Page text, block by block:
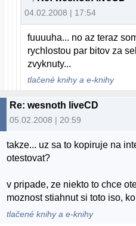
04.02.2008 | 17:54
fuuuuha... no az teraz
rychlostou par bitov za
zvyknuty...
tlačené knihy a e-knihy
Re: wesnoth liveCD
05.02.2008 | 20:59
takze... uz sa to kopiruje na
otestovat?
v pripade, ze niekto to chce
moznost stiahnut si toto iso,
tlačené knihy a e-knihy